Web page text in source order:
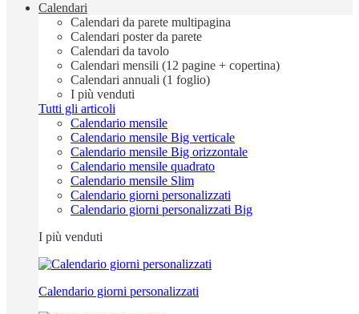
Calendari
Calendari da parete multipagina
Calendari poster da parete
Calendari da tavolo
Calendari mensili (12 pagine + copertina)
Calendari annuali (1 foglio)
I più venduti
Tutti gli articoli
Calendario mensile
Calendario mensile Big verticale
Calendario mensile Big orizzontale
Calendario mensile quadrato
Calendario mensile Slim
Calendario giorni personalizzati
Calendario giorni personalizzati Big
I più venduti
Calendario giorni personalizzati